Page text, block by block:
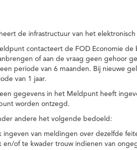
de infrastructuur van het
contacteert de FOD Economie
of aan de vraag geen gehoor
periode van 6 maanden. Bij nieuwe
van 1 jaar.
gegevens in het Meldpunt heeft
worden ontzegd.
andere het volgende bedoeld:
ingeven van meldingen over dezelfde
en/of te kwader trouw indienen van